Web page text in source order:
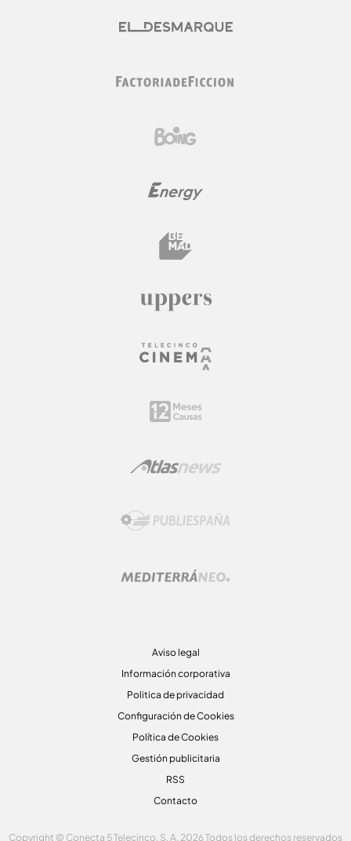
Aviso legal
Información corporativa
Politica de privacidad
Configuración de Cookies
Política de Cookies
Gestión publicitaria
RSS
Contacto
Copyright © Conecta 5 Telecinco, S. A. 2026 Todos los derechos reservados